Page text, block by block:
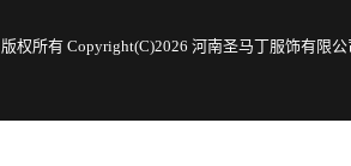
版权所有 Copyright(C)2026 河南圣马丁服饰有限